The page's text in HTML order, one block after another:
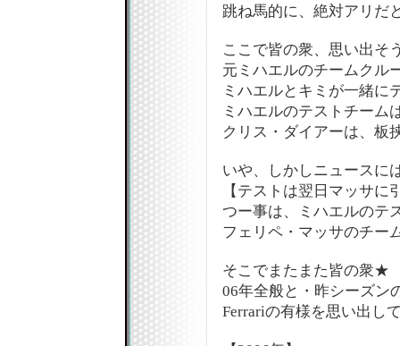
跳ね馬的に、絶対アリだ
ここで皆の衆、思い出そ
元ミハエルのチームクル
ミハエルとキミが一緒に
ミハエルのテストチーム
クリス・ダイアーは、板
いや、しかしニュースに
【テストは翌日マッサ
つー事は、ミハエルのテ
フェリペ・マッサのチー
そこでまたまた皆の衆★
06年全般と・昨シーズン
Ferrariの有様を思い出し